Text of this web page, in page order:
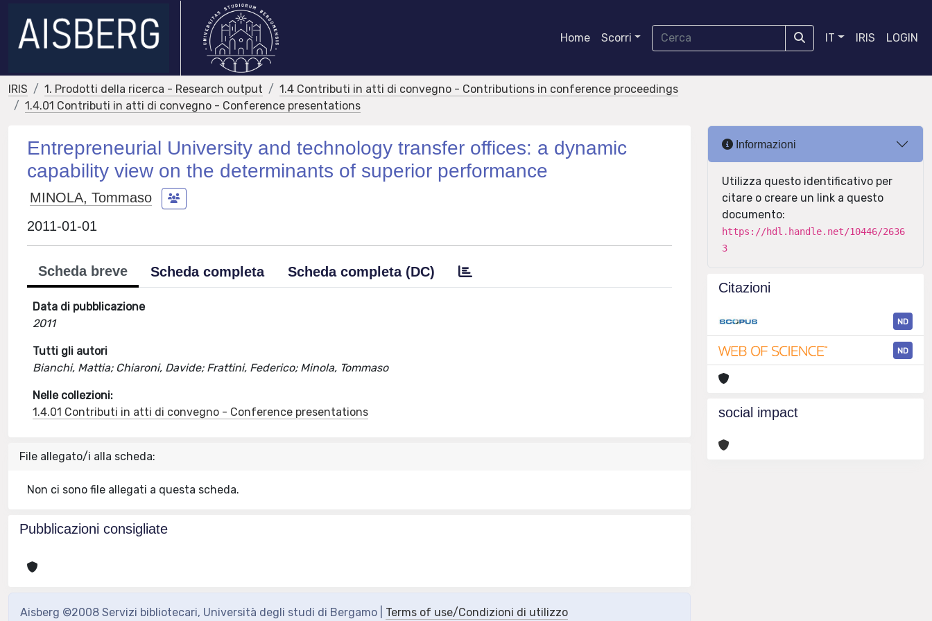
Home Scorri IT IRIS LOGIN
IRIS 1. Prodotti della ricerca - Research output
1.4 Contributi in atti di convegno - Contributions in conference proceedings
1.4.01 Contributi in atti di convegno - Conference presentations
Entrepreneurial University and technology transfer offices: a dynamic
capability view on the determinants of superior performance
MINOLA, Tommaso
2011-01-01
Scheda breve Scheda completa Scheda completa (DC)
Data di pubblicazione
2011
Tutti gli autori
Bianchi, Mattia; Chiaroni, Davide; Frattini, Federico; Minola, Tommaso
Nelle collezioni:
1.4.01 Contributi in atti di convegno - Conference presentations
File allegato/i alla scheda:
Non ci sono file allegati a questa scheda.
Pubblicazioni consigliate
Aisberg ©2008 Servizi bibliotecari, Università degli studi di Bergamo | Terms of use/Condizioni di utilizzo
Informazioni
Utilizza questo identificativo per
citare o creare un link a questo
documento:
https://hdl.handle.net/10446/2636
3
Citazioni
ND
ND
social impact